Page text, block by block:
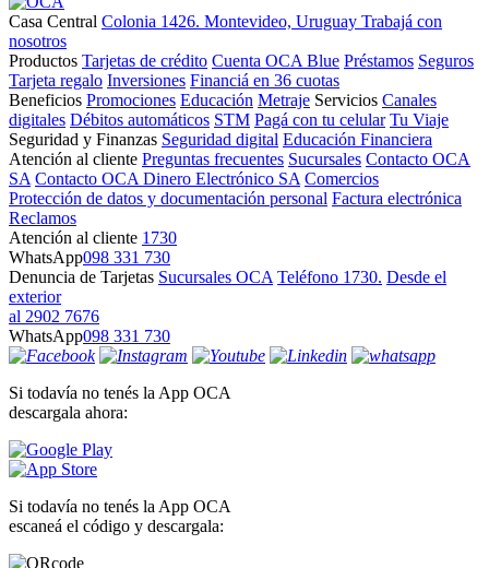
Casa Central Colonia 1426. Montevideo, Uruguay Trabajá con
nosotros
Productos Tarjetas de crédito Cuenta OCA Blue Préstamos Seguros
Tarjeta regalo Inversiones Financiá en 36 cuotas
Beneficios Promociones Educación Metraje Servicios Canales
digitales Débitos automáticos STM Pagá con tu celular Tu Viaje
Seguridad y Finanzas Seguridad digital Educación Financiera
Atención al cliente Preguntas frecuentes Sucursales Contacto OCA
SA Contacto OCA Dinero Electrónico SA Comercios
Protección de datos y documentación personal Factura electrónica
Reclamos
Atención al cliente 1730
WhatsApp098 331 730
Denuncia de Tarjetas Sucursales OCA Teléfono 1730. Desde el
exterior
al 2902 7676
WhatsApp098 331 730
Si todavía no tenés la App OCA
descargala ahora:
Si todavía no tenés la App OCA
escaneá el código y descargala: